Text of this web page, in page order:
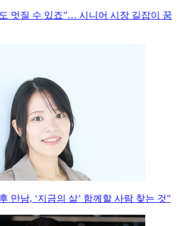
멋질 수 있죠”… 시니어 시장 길잡이 꿈
만남, ‘지금의 삶’ 함께할 사람 찾는 것”